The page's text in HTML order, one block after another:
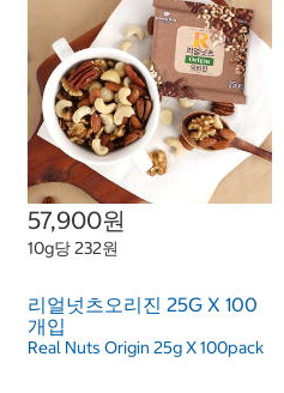
57,900원
10g당 232원
리얼넛츠오리진 25G X 100
개입
Real Nuts Origin 25g X 100pack